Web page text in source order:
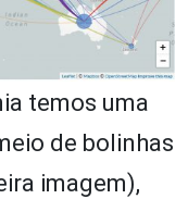
temos uma
de bolinhas
imagem),